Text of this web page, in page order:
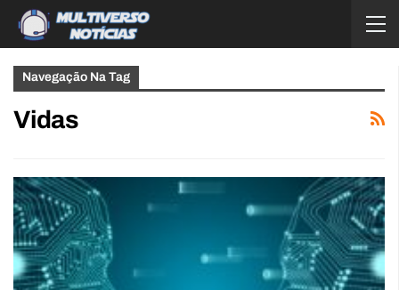
Navegação Na Tag
Vidas